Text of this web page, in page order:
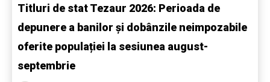
Titluri de stat Tezaur 2026: Perioada de
depunere a banilor și dobânzile neimpozabile
oferite populației la sesiunea august-
septembrie